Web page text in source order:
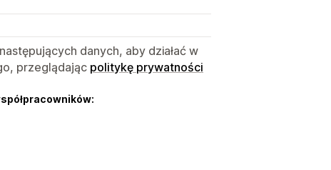
danych, aby działać w
przeglądając politykę prywatności